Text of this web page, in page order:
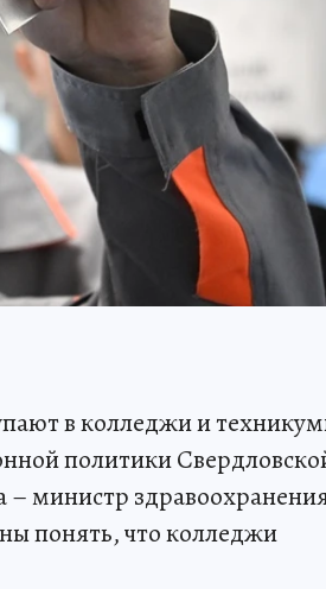
в колледжи и
политики
– министр
понять, что колледжи